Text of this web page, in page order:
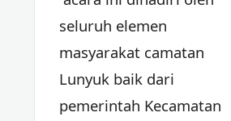
seluruh elemen
masyarakat camatan
Lunyuk baik dari
pemerintah Kecamatan